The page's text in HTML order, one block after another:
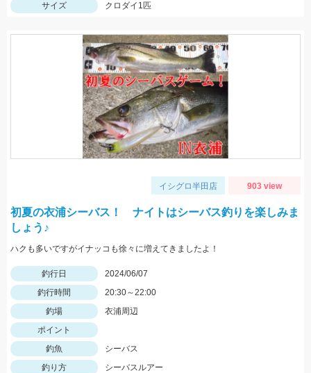
サイズ
クロダイ1匹
イシグロ半田店 903 view
初夏の衣浦シーバス！ ナイトはシーバス釣りを楽しみま
しょう♪
ハクも多いですがイナッコも徐々に増えてきましたよ！
釣行日
2024/06/07
釣行時間
20:30～22:00
釣場
衣浦周辺
ポイント
釣魚
シーバス
釣り方
シーバスルアー